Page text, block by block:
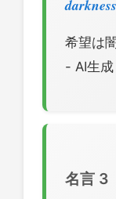
希望は
- AI生成
名言 3